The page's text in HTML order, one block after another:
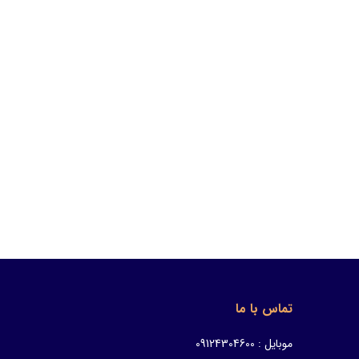
تماس با ما
موبایل : 09124304600